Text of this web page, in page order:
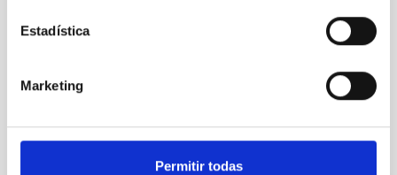
Estadística
Marketing
Permitir todas
It may interest you